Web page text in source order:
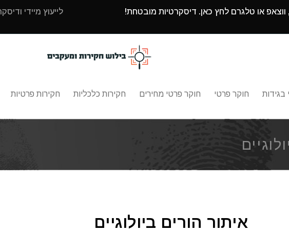
ווצאפ או טלגרם לחץ כאן. דיסקרטיות מובטחת! לייעוץ מיידי ודיסקרטי 24/7 עם בילוש חקירות
בגידות חוקר פרטי חוקר פרטי מחירים חקירות כלכליות חקירות פרטיות
איתור הורים ביולוגיים